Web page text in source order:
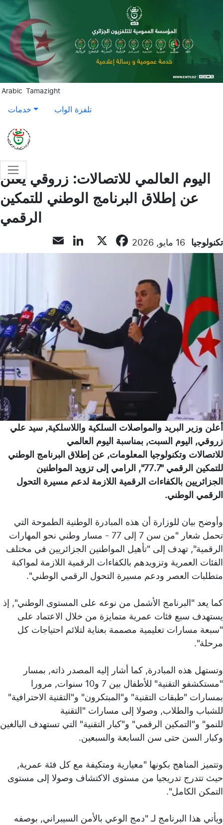
Aller au contenu principal
Arabic Tamazight
خدمات تلفزة الواب
اليوم العالمي للاتصالات: زروقي يعلن
عن إطلاق البرنامج الوطني للتمكين
الرقمي
تكنولوجيا 16 مايو, 2026 Facebook
LinkedIn
أعلن وزير البريد والمواصلات السلكية واللاسلكية, سيد علي
زروقي, اليوم السبت, بمناسبة اليوم العالمي
للاتصالات وتكنولوجيا المعلومات, عن إطلاق البرنامج الوطني
للتمكين الرقمي "77.7", الرامي إلى تزويد المواطنين
الجزائريين بالكفاءات الرقمية اللازمة لدعم مسيرة التحول
الرقمي الوطني.
وأوضح بيان للوزارة أن هذه المبادرة الوطنية الطموحة التي
تحمل شعار "من سن 7 إلى 77 - مسار وطني نحو المهارات
الرقمية", تهدف إلى "تأهيل المواطنين الجزائريين في مختلف
الفئات العمرية وتزويدهم بالكفاءات الرقمية اللازمة لمواكبة
متطلبات العصر ودعم مسيرة التحول الرقمي الوطني".
كما يعد "البرنامج الأشمل من نوعه على المستوى الوطني", إذ
يستهدف سبع فئات عمرية متمايزة من خلال الاعتماد على
"سبعة مسارات تعليمية مصممة بعناية لتلائم احتياجات كل
مرحلة".
وتستهل هذه المبادرة, كما أشار إليه المصدر ذاته, بمسار
"مستكشفو التقنية" للأطفال بين 7 و10 سنوات, مرورا
بمسارات "طبقات التقنية" و"المبتكرون" و"التقنية الاحترافية"
للشباب والطلاب, وصولا إلى مسارات "التقنية
للنمو" و"التمكين الرقمي" و"كبار التقنية" التي تستهدف البالغين
وكبار السن حتى سن السابعة والسبعين.
وتتميز المناهج بكونها "معيارية ومتكيفة مع كل فئة عمرية,
حيث تتدرج تدريجيا من مستوى الاكتشاف وصولا إلى مستوى
التمكن الكامل".
ويأتي هذا البرنامج لـ "دمج الوعي بالأمن السيبراني, بوصفه